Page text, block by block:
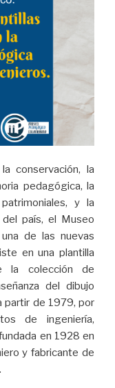
conservación, la
pedagógica, la
y la
país, el Museo
de las nuevas
en una plantilla
la colección de
del dibujo
partir de 1979, por
de ingeniería,
fundada en 1928 en
y fabricante de